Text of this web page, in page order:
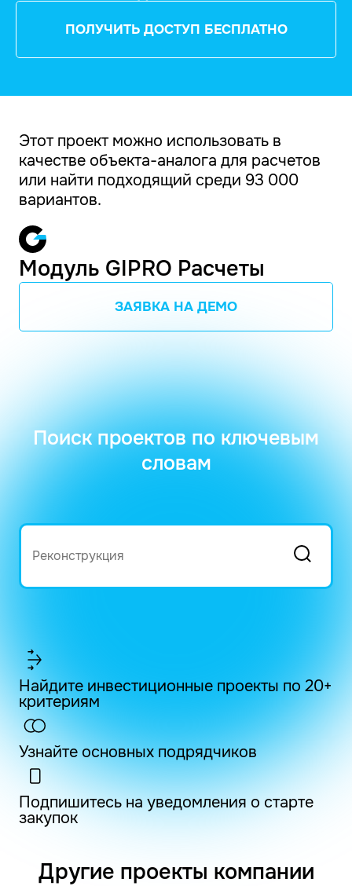
ПОЛУЧИТЬ ДОСТУП БЕСПЛАТНО
Этот проект можно использовать в
качестве объекта-аналога для расчетов
или найти подходящий среди 93 000
вариантов.
Модуль GIPRO Расчеты
ЗАЯВКА НА ДЕМО
Поиск проектов по ключевым
словам
Найдите инвестиционные проекты по 20+
критериям
Узнайте основных подрядчиков
Подпишитесь на уведомления о старте
закупок
Другие проекты компании